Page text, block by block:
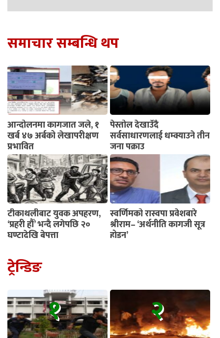
समाचार सम्बन्धि थप
आन्दोलनमा कागजात जले, १
खर्ब ४७ अर्बको लेखापरीक्षण
प्रभावित
पेस्तोल देखाउँदै
सर्वसाधारणलाई धम्क्याउने तीन
जना पक्राउ
टीकाथलीबाट युवक अपहरण,
‘प्रहरी हौँ’ भन्दै लगेपछि २०
घण्टादेखि बेपत्ता
स्वर्णिमको रास्वपा प्रवेशबारे
श्रीराम– ‘अर्थनीति कागजी सूत्र
होइन’
ट्रेन्डिङ
१ २